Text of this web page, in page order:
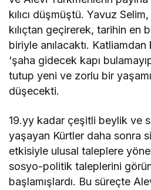
kılıcı düşmüştü. Yavuz
kılıçtan geçirerek, tarihin en
biriyle anılacaktı.
‘şaha gidecek kapı
tutup yeni ve zorlu bir
düşecekti.
19.yy kadar çeşitli beylik ve
yaşayan Kürtler daha sonra
etkisiyle ulusal taleplere
sosyo-politik taleplerini
başlamışlardı. Bu süreçte